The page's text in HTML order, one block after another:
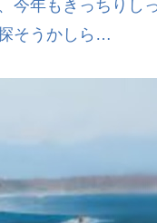
今年もきっちりし
そうかしら…